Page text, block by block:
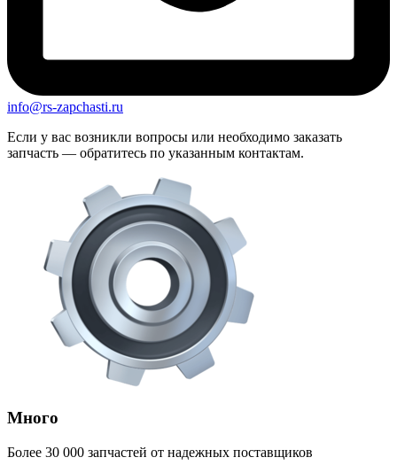
info@rs-zapchasti.ru
Если у вас возникли вопросы или необходимо заказать
запчасть — обратитесь по указанным контактам.
Много
Более 30 000 запчастей от надежных поставщиков